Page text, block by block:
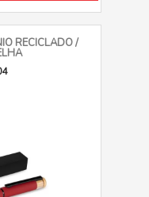
RECICLADO /